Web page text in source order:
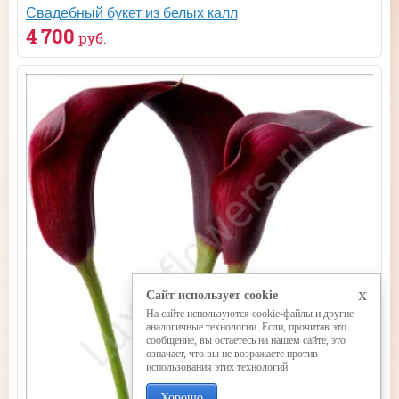
Свадебный букет из белых калл
4 700 руб.
x
Сайт использует cookie
На сайте используются cookie-файлы и другие
аналогичные технологии. Если, прочитав это
сообщение, вы остаетесь на нашем сайте, это
означает, что вы не возражаете против
использования этих технологий.